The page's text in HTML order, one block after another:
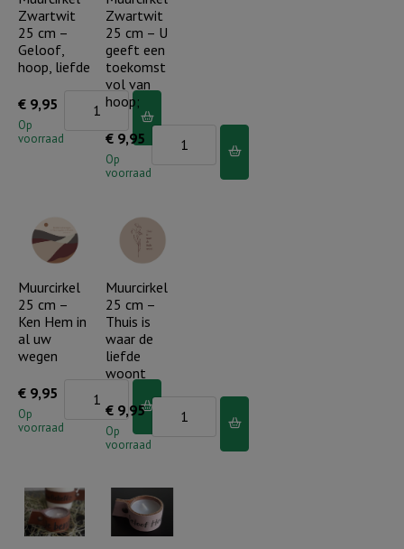
Zwartwit
25 cm –
Geloof,
hoop, liefde
€ 9,95
Op
voorraad
Muurcirkel
Geloof,
hoop,
aantal
Zwartwit
25 cm – U
geeft een
toekomst
vol van
hoop;
€ 9,95
Op
voorraad
U
geeft
een
van
hoop;
aantal
Muurcirkel
25 cm –
Ken Hem in
al uw
wegen
€ 9,95
Op
voorraad
Ken
Hem
in
Muurcirkel
25 cm –
Thuis is
waar de
liefde
woont
€ 9,95
Op
voorraad
Muurcirkel
25
Thuis
is